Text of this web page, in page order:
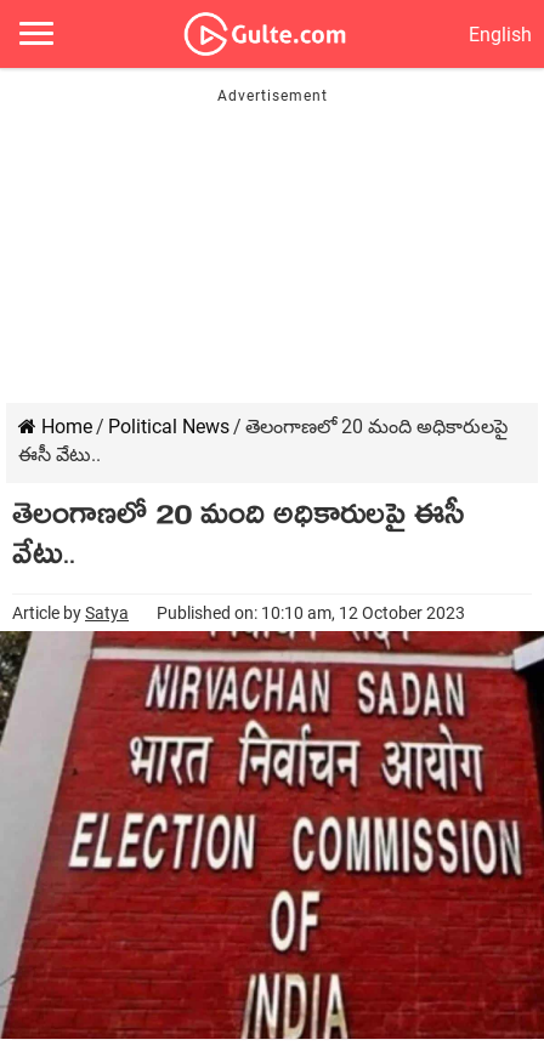
English
Home/ Political News/ తెలంగాణ‌లో 20 మంది అధికారుల‌పై
ఈసీ వేటు..
తెలంగాణ‌లో 20 మంది అధికారుల‌పై ఈసీ
వేటు..
Article bySatya Published on: 10:10 am, 12 October 2023